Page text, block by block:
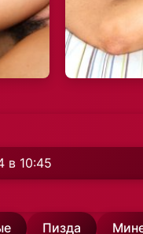
в 10:45
Пизда